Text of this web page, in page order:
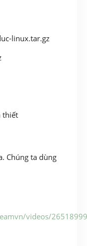
linux.tar.gz
thiết
Chúng ta dùng
videos/